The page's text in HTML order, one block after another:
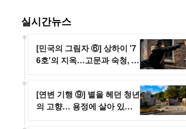
실시간뉴스
[민국의 그림자 ⑥] 상하이 '7
6호'의 지옥…고문과 숙청, 그
[연변 기행 ⑨] 별을 헤던 청년
의 고향… 용정에 살아 있는